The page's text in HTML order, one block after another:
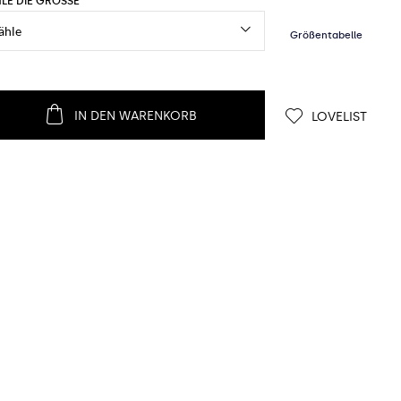
IN DEN WARENKORB LOVELIST